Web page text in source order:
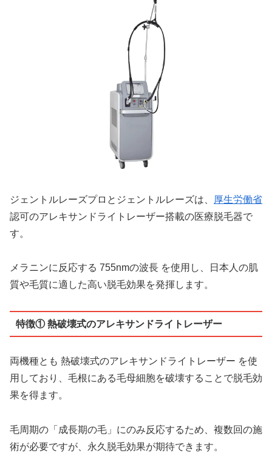
ジェントルレーズプロとジェントルレーズは、
厚生労働省
認可のアレキサンドライトレーザー搭載の医療脱毛器で
す。
メラニンに反応する 755nmの波長 を使用し、日本人の肌
質や毛質に適した高い脱毛効果を発揮します。
特徴① 熱破壊式のアレキサンドライトレーザー
両機種とも 熱破壊式のアレキサンドライトレーザー を使
用しており、毛根にある毛母細胞を破壊することで脱毛効
果を得ます。
毛周期の「成長期の毛」にのみ反応するため、複数回の施
術が必要ですが、永久脱毛効果が期待できます。